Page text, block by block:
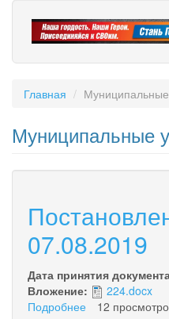
Главная Муниципальные
Муниципальные
07.08.2019
Дата принятия
Вложение:
224.docx
Подробнее
12